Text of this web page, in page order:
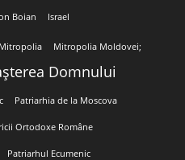
Boian Israel
Mitropolia Mitropolia Moldovei;
Domnului
Patriarhia de la Moscova
Ortodoxe Române
Patriarhul Ecumenic